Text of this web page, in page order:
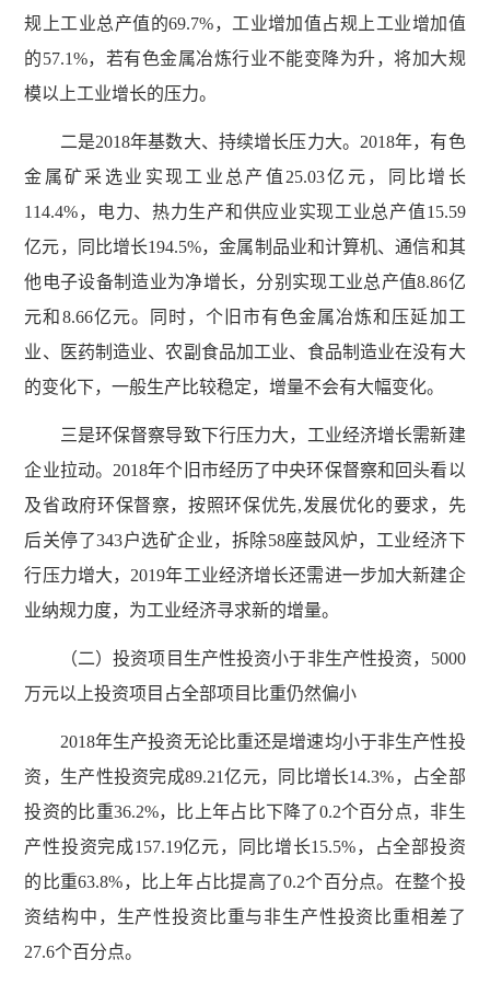
规上工业总产值的69.7%，工业增加值占规上工业增加值
的57.1%，若有色金属冶炼行业不能变降为升，将加大规
模以上工业增长的压力。
二是2018年基数大、持续增长压力大。2018年，有色
金属矿采选业实现工业总产值25.03亿元，同比增长
114.4%，电力、热力生产和供应业实现工业总产值15.59
亿元，同比增长194.5%，金属制品业和计算机、通信和其
他电子设备制造业为净增长，分别实现工业总产值8.86亿
元和8.66亿元。同时，个旧市有色金属冶炼和压延加工
业、医药制造业、农副食品加工业、食品制造业在没有大
的变化下，一般生产比较稳定，增量不会有大幅变化。
三是环保督察导致下行压力大，工业经济增长需新建
企业拉动。2018年个旧市经历了中央环保督察和回头看以
及省政府环保督察，按照环保优先,发展优化的要求，先
后关停了343户选矿企业，拆除58座鼓风炉，工业经济下
行压力增大，2019年工业经济增长还需进一步加大新建企
业纳规力度，为工业经济寻求新的增量。
（二）投资项目生产性投资小于非生产性投资，5000
万元以上投资项目占全部项目比重仍然偏小
2018年生产投资无论比重还是增速均小于非生产性投
资，生产性投资完成89.21亿元，同比增长14.3%，占全部
投资的比重36.2%，比上年占比下降了0.2个百分点，非生
产性投资完成157.19亿元，同比增长15.5%，占全部投资
的比重63.8%，比上年占比提高了0.2个百分点。在整个投
资结构中，生产性投资比重与非生产性投资比重相差了
27.6个百分点。